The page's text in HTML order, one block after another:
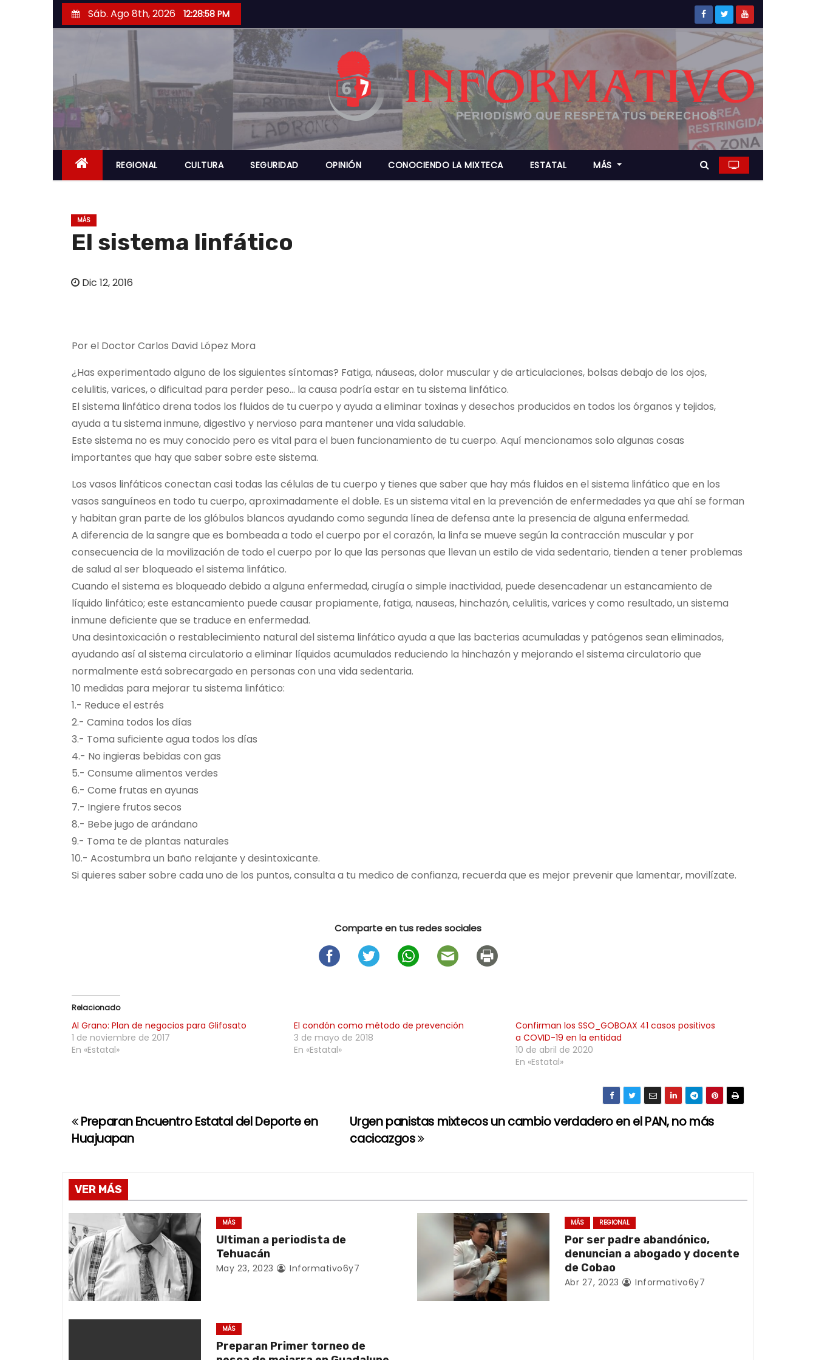
a
r
a
l
n
Sáb. Ago 8th, 2026 12:28:59 PM
REGIONAL CULTURA SEGURIDAD OPINIÓN CONOCIENDO LA MIXTECA ESTATAL MÁS
MÁS
El sistema linfático
Dic 12, 2016
Por el Doctor Carlos David López Mora
¿Has experimentado alguno de los siguientes síntomas? Fatiga, náuseas, dolor muscular y de articulaciones, bolsas debajo de los ojos,
celulitis, varices, o dificultad para perder peso… la causa podría estar en tu sistema linfático.
El sistema linfático drena todos los fluidos de tu cuerpo y ayuda a eliminar toxinas y desechos producidos en todos los órganos y tejidos,
ayuda a tu sistema inmune, digestivo y nervioso para mantener una vida saludable.
Este sistema no es muy conocido pero es vital para el buen funcionamiento de tu cuerpo. Aquí mencionamos solo algunas cosas
importantes que hay que saber sobre este sistema.
Los vasos linfáticos conectan casi todas las células de tu cuerpo y tienes que saber que hay más fluidos en el sistema linfático que en los
vasos sanguíneos en todo tu cuerpo, aproximadamente el doble. Es un sistema vital en la prevención de enfermedades ya que ahí se forman
y habitan gran parte de los glóbulos blancos ayudando como segunda línea de defensa ante la presencia de alguna enfermedad.
A diferencia de la sangre que es bombeada a todo el cuerpo por el corazón, la linfa se mueve según la contracción muscular y por
consecuencia de la movilización de todo el cuerpo por lo que las personas que llevan un estilo de vida sedentario, tienden a tener problemas
de salud al ser bloqueado el sistema linfático.
Cuando el sistema es bloqueado debido a alguna enfermedad, cirugía o simple inactividad, puede desencadenar un estancamiento de
líquido linfático; este estancamiento puede causar propiamente, fatiga, nauseas, hinchazón, celulitis, varices y como resultado, un sistema
inmune deficiente que se traduce en enfermedad.
Una desintoxicación o restablecimiento natural del sistema linfático ayuda a que las bacterias acumuladas y patógenos sean eliminados,
ayudando así al sistema circulatorio a eliminar líquidos acumulados reduciendo la hinchazón y mejorando el sistema circulatorio que
normalmente está sobrecargado en personas con una vida sedentaria.
10 medidas para mejorar tu sistema linfático:
1.- Reduce el estrés
2.- Camina todos los días
3.- Toma suficiente agua todos los días
4.- No ingieras bebidas con gas
5.- Consume alimentos verdes
6.- Come frutas en ayunas
7.- Ingiere frutos secos
8.- Bebe jugo de arándano
9.- Toma te de plantas naturales
10.- Acostumbra un baño relajante y desintoxicante.
Si quieres saber sobre cada uno de los puntos, consulta a tu medico de confianza, recuerda que es mejor prevenir que lamentar, movilízate.
Comparte en tus redes sociales
Relacionado
Al Grano: Plan de negocios para Glifosato
1 de noviembre de 2017
En «Estatal»
El condón como método de prevención
3 de mayo de 2018
En «Estatal»
Confirman los SSO_GOBOAX 41 casos positivos
a COVID-19 en la entidad
10 de abril de 2020
En «Estatal»
N
v
e
g
a
c
i
Urgen panistas mixtecos un cambio verdadero en el PAN, no más
cacicazgos
Preparan Encuentro Estatal del Deporte en
Huajuapan
VER MÁS
MÁS
Ultiman a periodista de
Tehuacán
May 23, 2023 Informativo6y7
MÁS REGIONAL
Por ser padre abandónico,
denuncian a abogado y docente
de Cobao
Abr 27, 2023 Informativo6y7
MÁS
Preparan Primer torneo de